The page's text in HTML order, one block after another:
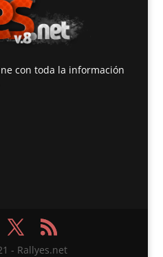
con toda la información
- Rallyes.net